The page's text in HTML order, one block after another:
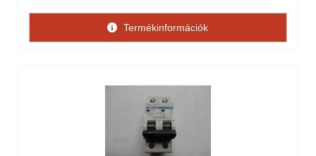
Termékinformációk